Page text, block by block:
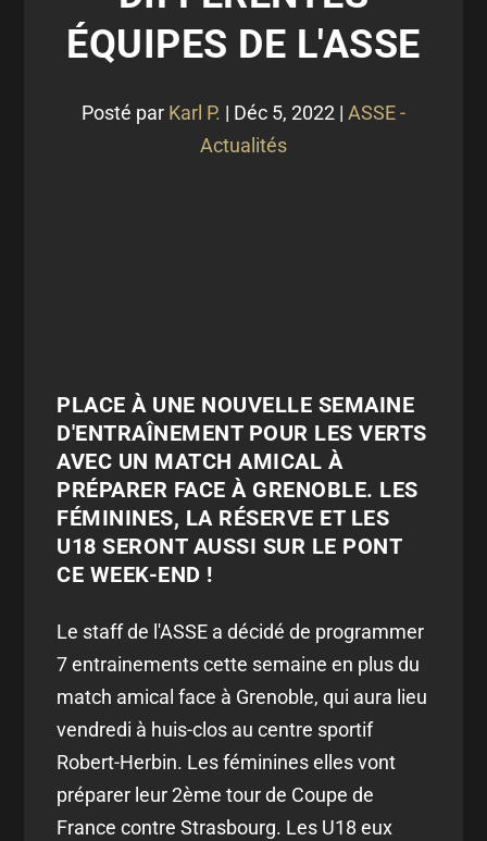
ÉQUIPES DE L'ASSE
Posté par Karl P. | Déc 5, 2022 | ASSE -
Actualités
PLACE À UNE NOUVELLE SEMAINE
D'ENTRAÎNEMENT POUR LES VERTS
AVEC UN MATCH AMICAL À
PRÉPARER FACE À GRENOBLE. LES
FÉMININES, LA RÉSERVE ET LES
U18 SERONT AUSSI SUR LE PONT
CE WEEK-END !
Le staff de l'ASSE a décidé de programmer
7 entrainements cette semaine en plus du
match amical face à Grenoble, qui aura lieu
vendredi à huis-clos au centre sportif
Robert-Herbin. Les féminines elles vont
préparer leur 2ème tour de Coupe de
France contre Strasbourg. Les U18 eux